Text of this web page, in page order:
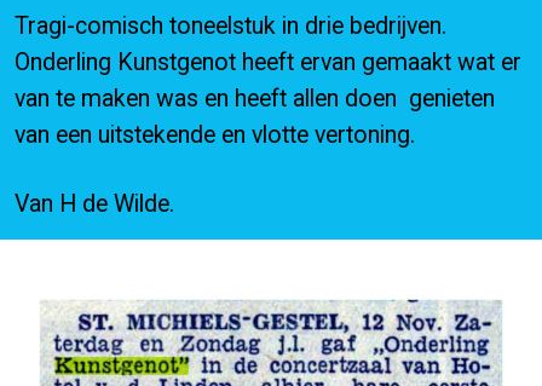
Tragi-comisch toneelstuk in drie bedrijven.
Onderling Kunstgenot heeft ervan gemaakt wat er
van te maken was en heeft allen doen genieten
van een uitstekende en vlotte vertoning.
Van H de Wilde.